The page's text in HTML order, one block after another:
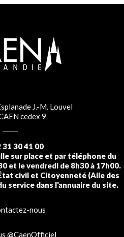
J.-M. Louvel
cedex 9
31 30 41 00
sur place et par téléphone du
et le vendredi de 8h30 à 17h00.
civil et Citoyenneté (Aile des
service dans l'annuaire du site.
nous
@CaenOfficiel